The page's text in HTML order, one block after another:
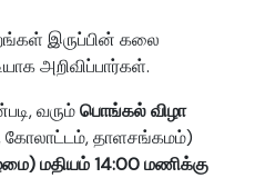
இருப்பின் கலை
அறிவிப்பார்கள்.
வரும்பொங்கல் விழா
கோலாட்டம், தாளசங்கமம்)
மதியம் 14:00 மணிக்கு